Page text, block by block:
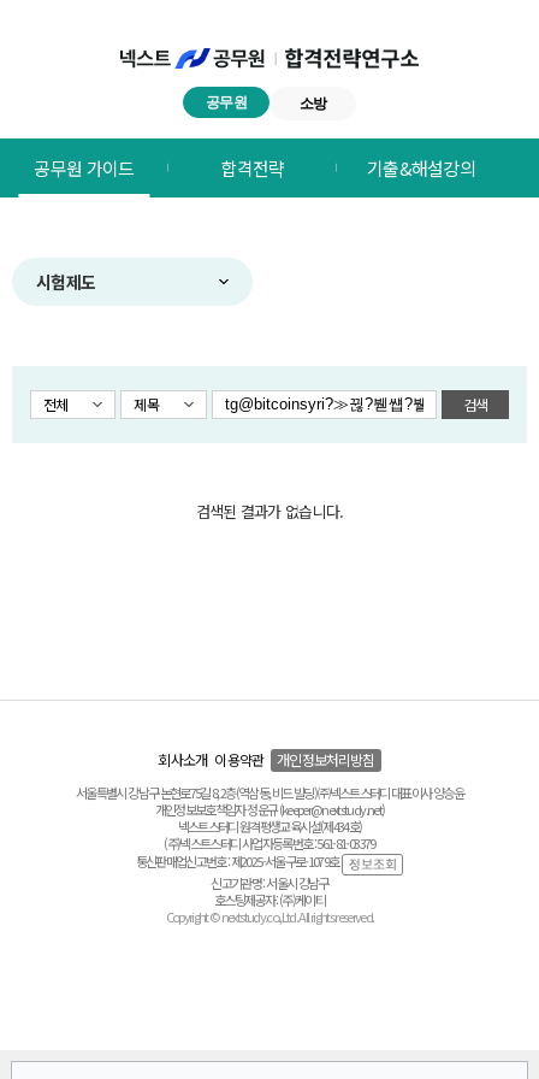
공무원 소방
합격전략연구소
메뉴
공무원 가이드 합격전략 기출&해설강의
시험제도
전체 제목 검색
검색된 결과가 없습니다.
회사소개 이용약관 개인정보처리방침
서울특별시 강남구 논현로75길 8, 2층(역삼동, 비드 빌딩) ㈜넥스트스터디 대표이사 양승윤
개인정보보호책임자 정운규 (keeper@nextstudy.net)
넥스트스터디 원격평생교육시설(제434호)
(주)넥스트스터디 사업자등록번호 : 561-81-03379
통신판매업신고번호 : 제2025-서울구로-1079호
신고기관명 : 서울시 강남구
호스팅제공자 : (주)케이티
Copyright © nextstudy.co.,Ltd. All rights reserved.